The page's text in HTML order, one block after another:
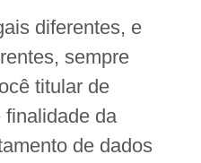
diferentes, e
sempre
titular de
finalidade da
de dados